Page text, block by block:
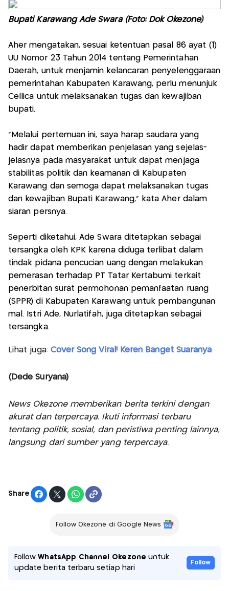
Bupati Karawang Ade Swara (Foto: Dok Okezone)
Aher mengatakan, sesuai ketentuan pasal 86 ayat (1)
UU Nomor 23 Tahun 2014 tentang Pemerintahan
Daerah, untuk menjamin kelancaran penyelenggaraan
pemerintahan Kabupaten Karawang, perlu menunjuk
Cellica untuk melaksanakan tugas dan kewajiban
bupati.
"Melalui pertemuan ini, saya harap saudara yang
hadir dapat memberikan penjelasan yang sejelas-
jelasnya pada masyarakat untuk dapat menjaga
stabilitas politik dan keamanan di Kabupaten
Karawang dan semoga dapat melaksanakan tugas
dan kewajiban Bupati Karawang," kata Aher dalam
siaran persnya.
Seperti diketahui, Ade Swara ditetapkan sebagai
tersangka oleh KPK karena diduga terlibat dalam
tindak pidana pencucian uang dengan melakukan
pemerasan terhadap PT Tatar Kertabumi terkait
penerbitan surat permohonan pemanfaatan ruang
(SPPR) di Kabupaten Karawang untuk pembangunan
mal. Istri Ade, Nurlatifah, juga ditetapkan sebagai
tersangka.
Lihat juga: Cover Song Viral! Keren Banget Suaranya
(Dede Suryana)
News Okezone memberikan berita terkini dengan
akurat dan terpercaya. Ikuti informasi terbaru
tentang politik, sosial, dan peristiwa penting lainnya,
langsung dari sumber yang terpercaya.
Share
Follow Okezone di Google News
FollowWhatsApp Channel Okezone untuk
update berita terbaru setiap hari
Follow